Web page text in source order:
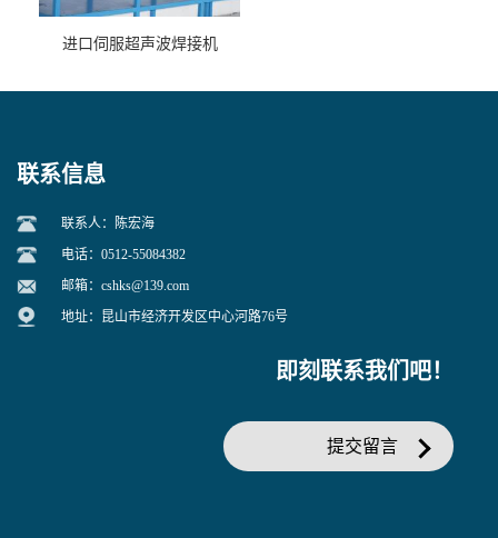
进口伺服超声波焊接机
联系信息
联系人：陈宏海
电话：0512-55084382
邮箱： cshks@139.com
地址：昆山市经济开发区中心河路76号
即刻联系我们吧！
提交留言